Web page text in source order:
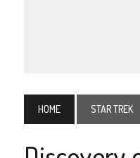
HOME STAR TREK